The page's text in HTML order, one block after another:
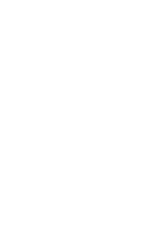
taxa), kterou lze zakoupit